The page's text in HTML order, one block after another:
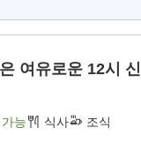
여유로운 12시
능 식사 조식